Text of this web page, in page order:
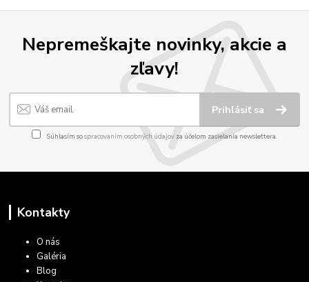
Nepremeškajte novinky, akcie a
zľavy!
Prihlásiť sa
Súhlasím sospracovaním osobných údajov za účelom zasielania newslettera.
Kontakty
O nás
Galéria
Blog